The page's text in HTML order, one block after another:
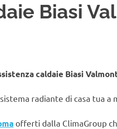
Biasi
caldaie Biasi
radiante di casa tua a
offerti dalla ClimaGroup